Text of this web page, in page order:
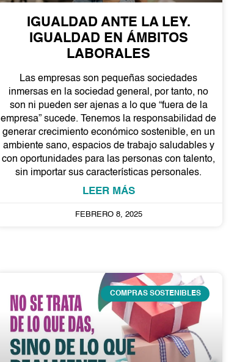
IGUALDAD ANTE LA LEY.
IGUALDAD EN ÁMBITOS
LABORALES
Las empresas son pequeñas sociedades
inmersas en la sociedad general, por tanto, no
son ni pueden ser ajenas a lo que “fuera de la
empresa” sucede. Tenemos la responsabilidad de
generar crecimiento económico sostenible, en un
ambiente sano, espacios de trabajo saludables y
con oportunidades para las personas con talento,
sin importar sus características personales.
LEER MÁS
FEBRERO 8, 2025
COMPRAS SOSTENIBLES